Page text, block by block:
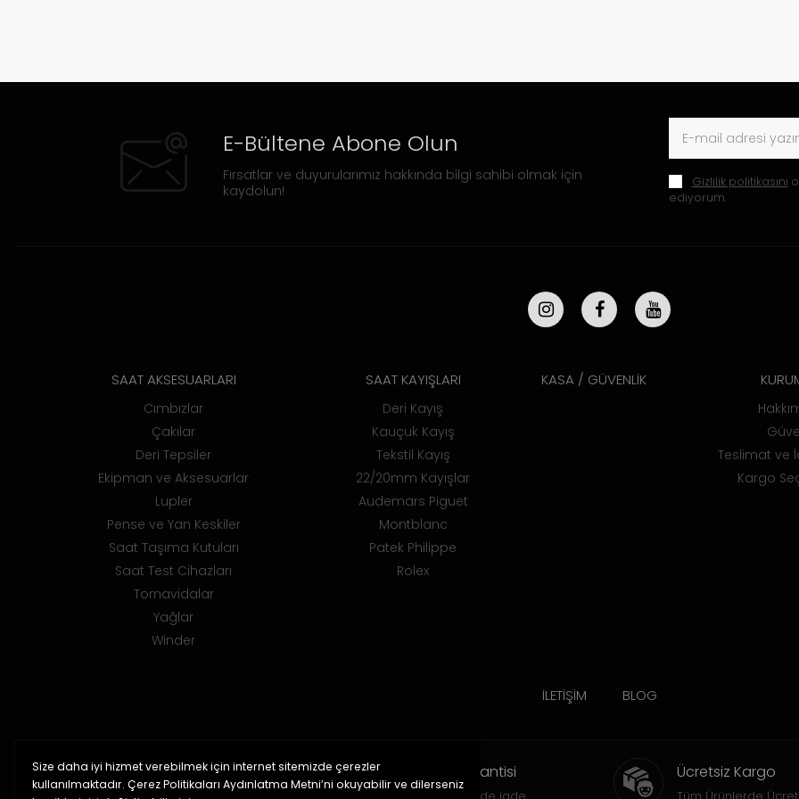
E-Bültene Abone Olun
Fırsatlar ve duyurularımız hakkında bilgi sahibi olmak için
kaydolun!
Gizlilik politikasını
ediyorum.
SAAT AKSESUARLARI
Cımbızlar
Çakılar
Deri Tepsiler
Ekipman ve Aksesuarlar
Lupler
Pense ve Yan Keskiler
Saat Taşıma Kutuları
Saat Test Cihazları
Tornavidalar
Yağlar
Winder
SAAT KAYIŞLARI
Deri Kayış
Kauçuk Kayış
Tekstil Kayış
22/20mm Kayışlar
Audemars Piguet
Montblanc
Patek Philippe
Rolex
KASA / GÜVENLİK
Teslimat ve
Kargo
İLETİŞİM BLOG
%100 Orijinal Ürün
2 yıl garanti
İade Garantisi
15 gün içinde iade
Ücretsiz Kargo
Tüm Ürünlerde
Size daha iyi hizmet verebilmek için internet sitemizde çerezler
kullanılmaktadır. Çerez Politikaları Aydınlatma Metni’ni okuyabilir ve dilerseniz